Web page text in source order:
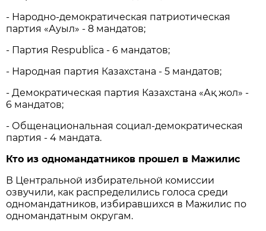
- Народно-демократическая патриотическая
партия «Ауыл» - 8 мандатов;
- Партия Respublica - 6 мандатов;
- Народная партия Казахстана - 5 мандатов;
- Демократическая партия Казахстана «Ақ жол» -
6 мандатов;
- Общенациональная социал-демократическая
партия - 4 мандата.
Кто из одномандатников прошел в Мажилис
В Центральной избирательной комиссии
озвучили, как распределились голоса среди
одномандатников, избиравшихся в Мажилис по
одномандатным округам.